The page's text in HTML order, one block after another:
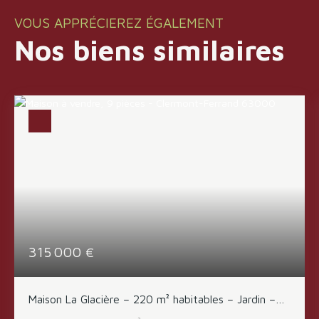
VOUS APPRÉCIEREZ ÉGALEMENT
Nos biens similaires
315 000 €
Maison La Glacière – 220 m² habitables – Jardin –